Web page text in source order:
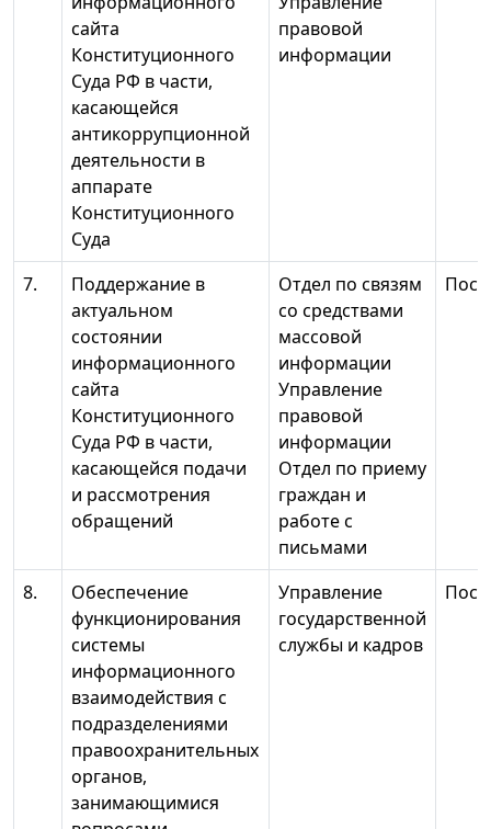
сайта
Конституционного
Суда РФ в части,
касающейся
антикоррупционной
деятельности в
аппарате
Конституционного
Суда
правовой
информации
7.
Поддержание в
актуальном
состоянии
информационного
сайта
Конституционного
Суда РФ в части,
касающейся подачи
и рассмотрения
обращений
Отдел по связям
со средствами
массовой
информации
Управление
правовой
информации
Отдел по приему
граждан и
работе с
письмами
8.
Обеспечение
функционирования
системы
информационного
взаимодействия с
подразделениями
правоохранительных
органов,
занимающимися
Управление
государственной
службы и кадров